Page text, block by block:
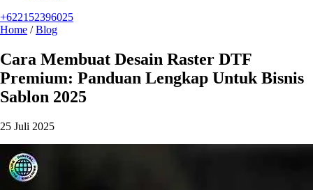
+622152396025
Home /Blog
Cara Membuat Desain Raster DTF
Premium: Panduan Lengkap Untuk Bisnis
Sablon 2025
25 Juli 2025